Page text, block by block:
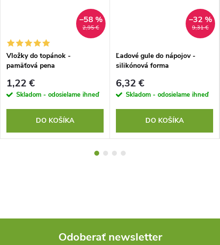
2,95 €
–58 %
Vložky do topánok -
pamäťová pena
1,22 €
Skladom - odosielame ihneď
DO KOŠÍKA
9,31 €
–32 %
Ľadové gule do nápojov -
silikónová forma
6,32 €
Skladom - odosielame ihneď
DO KOŠÍKA
Odoberať newsletter